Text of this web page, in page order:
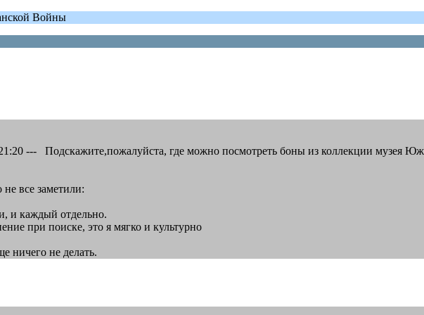
Войны
--- Подскажите,пожалуйста, где можно посмотреть боны из коллекции музея
все заметили:
и каждый отдельно.
при поиске, это я мягко и культурно
ничего не делать.